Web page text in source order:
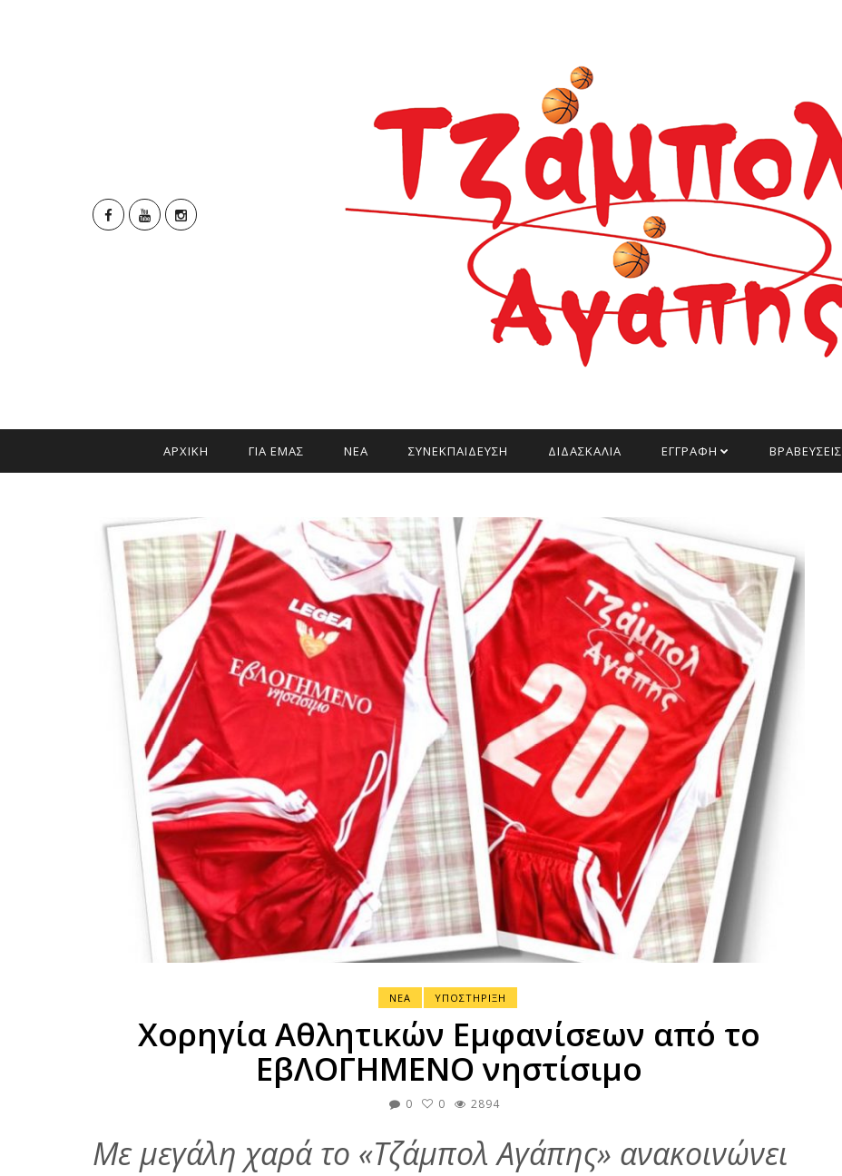
ΑΡΧΙΚΗ ΓΙΑ ΕΜΑΣ ΝΕΑ ΣΥΝΕΚΠΑΙΔΕΥΣΗ ΔΙΔΑΣΚΑΛΙΑ ΕΓΓΡΑΦΗ ΒΡΑΒΕΥΣΕΙΣ
ΝΕΑ ΥΠΟΣΤΗΡΙΞΗ
Χορηγία Αθλητικών Εμφανίσεων από το
ΕβΛΟΓΗΜΕΝΟ νηστίσιμο
0 0 2894
Με μεγάλη χαρά το «Τζάμπολ Αγάπης» ανακοινώνει